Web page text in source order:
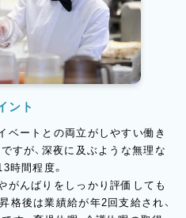
ント
ベートとの両立がしやすい働き
すが、深夜に及ぶような無理な
時間程度。
がんばりをしっかり評価しても
格後は業績給が年2回支給され、